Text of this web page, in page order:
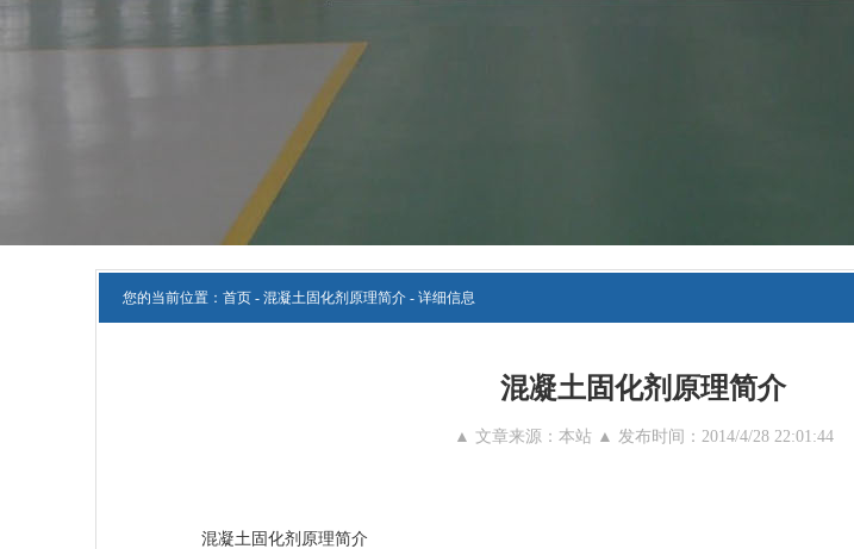
您的当前位置： 首页 - 混凝土固化剂原理简介 - 详细信息
混凝土固化剂原理简介
▲ 文章来源：本站 ▲ 发布时间：2014/4/28 22:01:44
混凝土固化剂原理简介